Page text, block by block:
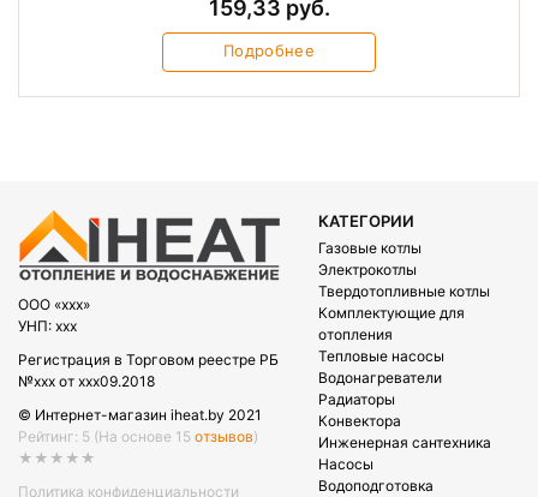
159,33 руб.
Подробнее
OOO «xxx»
УНП: xxx
Регистрация в Торговом реестре РБ
№xxx от xxx09.2018
© Интернет-магазин iheat.by 2021
Рейтинг: 5 (На основе 15 отзывов)
★★★★★
Политика конфиденциальности
КАТЕГОРИИ
Газовые котлы
Электрокотлы
Твердотопливные котлы
Комплектующие для
отопления
Тепловые насосы
Водонагреватели
Радиаторы
Конвектора
Инженерная сантехника
Насосы
Водоподготовка